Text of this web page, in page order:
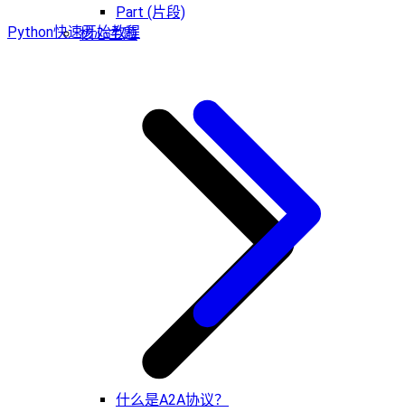
Part (片段)
核心主题
什么是A2A协议？
Python快速开始教程